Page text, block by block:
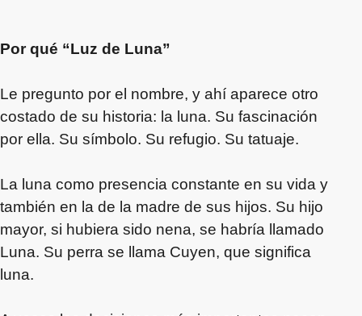
Por qué “Luz de Luna”
Le pregunto por el nombre, y ahí aparece otro
costado de su historia: la luna. Su fascinación
por ella. Su símbolo. Su refugio. Su tatuaje.
La luna como presencia constante en su vida y
también en la de la madre de sus hijos. Su hijo
mayor, si hubiera sido nena, se habría llamado
Luna. Su perra se llama Cuyen, que significa
luna.